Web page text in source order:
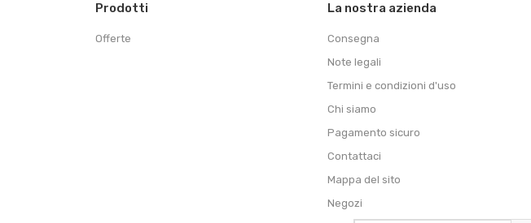
Prodotti
Offerte
La nostra azienda
Consegna
Note legali
Termini e condizioni d'uso
Chi siamo
Pagamento sicuro
Contattaci
Mappa del sito
Negozi